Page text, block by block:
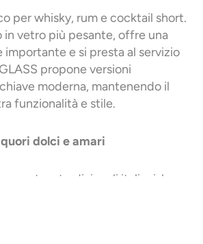
per whisky, rum e cocktail short.
in vetro più pesante, offre una
importante e si presta al servizio
propone versioni
moderna, mantenendo il
funzionalità e stile.
dolci e amari
pasto o tradizionali italiani, la